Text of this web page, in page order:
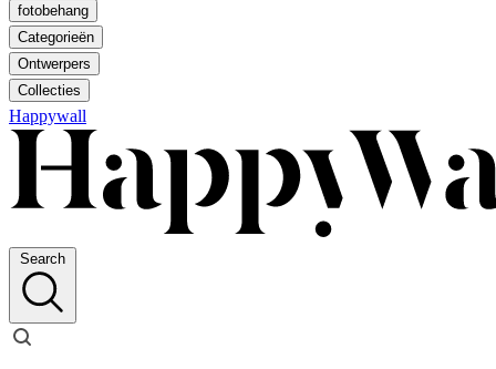
fotobehang
Categorieën
Ontwerpers
Collecties
Happywall
Search